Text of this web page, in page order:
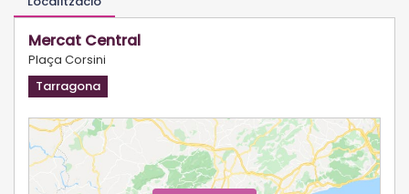
Mercat Central
Plaça Corsini
Tarragona